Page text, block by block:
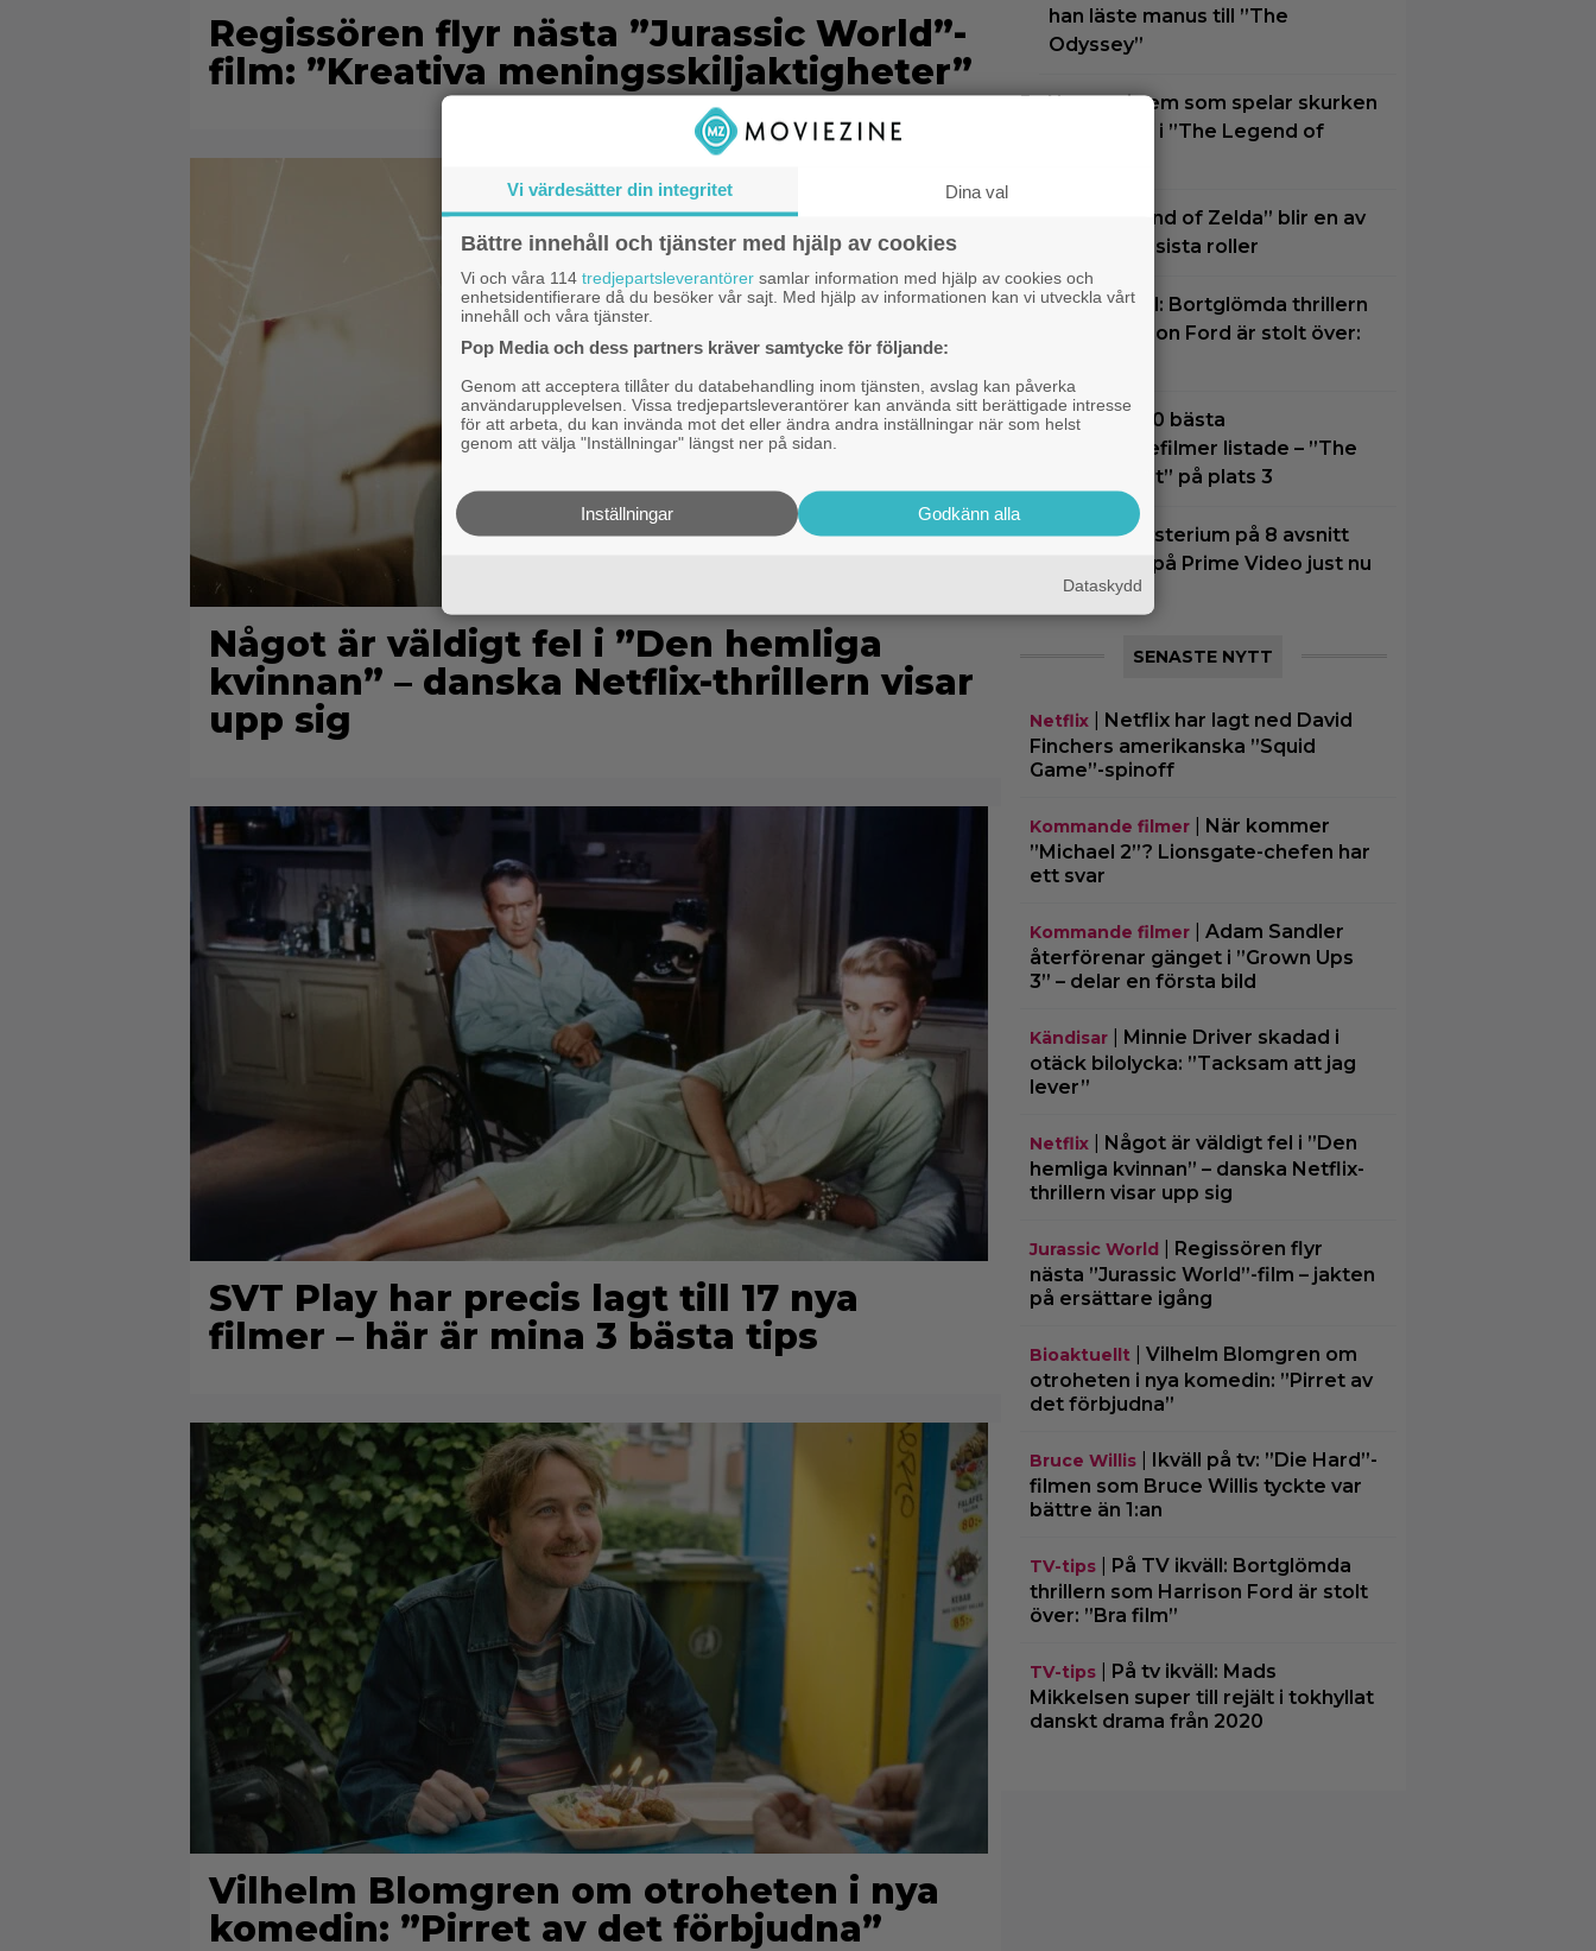
Regissören flyr nästa ”Jurassic World”-
film: ”Kreativa meningsskiljaktigheter”
Något är väldigt fel i ”Den hemliga
kvinnan” – danska Netflix-thrillern visar
upp sig
SVT Play har precis lagt till 17 nya
filmer – här är mina 3 bästa tips
Vilhelm Blomgren om otroheten i nya
komedin: ”Pirret av det förbjudna”
han läste manus till ”The
Odyssey”
Nu vet vi vem som spelar skurken
Ganondorf i ”The Legend of
”The Legend of Zelda” blir en av
Sam Neills sista roller
På TV ikväll: Bortglömda thrillern
som Harrison Ford är stolt över:
Tidernas 30 bästa
superhjältefilmer listade – ”The
Dark Knight” på plats 3
Ett nytt mysterium på 8 avsnitt
gör succé på Prime Video just nu
SENASTE NYTT
Netflix| Netflix har lagt ned David
Finchers amerikanska ”Squid
Game”-spinoff
Kommande filmer| När kommer
”Michael 2”? Lionsgate-chefen har
ett svar
Kommande filmer| Adam Sandler
återförenar gänget i ”Grown Ups
3” – delar en första bild
Kändisar| Minnie Driver skadad i
otäck bilolycka: ”Tacksam att jag
lever”
Netflix| Något är väldigt fel i ”Den
hemliga kvinnan” – danska Netflix-
thrillern visar upp sig
Jurassic World
Regissören flyr
nästa ”Jurassic World”-film – jakten
på ersättare igång
Bioaktuellt| Vilhelm Blomgren om
otroheten i nya komedin: ”Pirret av
det förbjudna”
Bruce Willis| Ikväll på tv: ”Die Hard”-
filmen som Bruce Willis tyckte var
bättre än 1:an
TV-tips| På TV ikväll: Bortglömda
thrillern som Harrison Ford är stolt
över: ”Bra film”
TV-tips| På tv ikväll: Mads
Mikkelsen super till rejält i tokhyllat
danskt drama från 2020
Vi värdesätter din integritet Dina val
Bättre innehåll och tjänster med hjälp av cookies
Vi och våra 114 tredjepartsleverantörer samlar information med hjälp av cookies och
enhetsidentifierare då du besöker vår sajt. Med hjälp av informationen kan vi utveckla vårt
innehåll och våra tjänster.
Pop Media och dess partners kräver samtycke för följande:
Genom att acceptera tillåter du databehandling inom tjänsten, avslag kan påverka
användarupplevelsen. Vissa tredjepartsleverantörer kan använda sitt berättigade intresse
för att arbeta, du kan invända mot det eller ändra andra inställningar när som helst
genom att välja "Inställningar" längst ner på sidan.
Godkänn alla
Inställningar
Dataskydd